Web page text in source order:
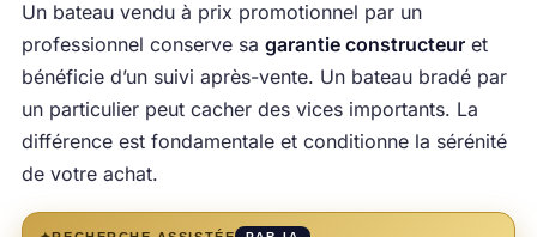
Un bateau vendu à prix promotionnel par un
professionnel conserve sa garantie constructeuret
bénéficie d’un suivi après-vente. Un bateau bradé par
un particulier peut cacher des vices importants. La
différence est fondamentale et conditionne la sérénité
de votre achat.